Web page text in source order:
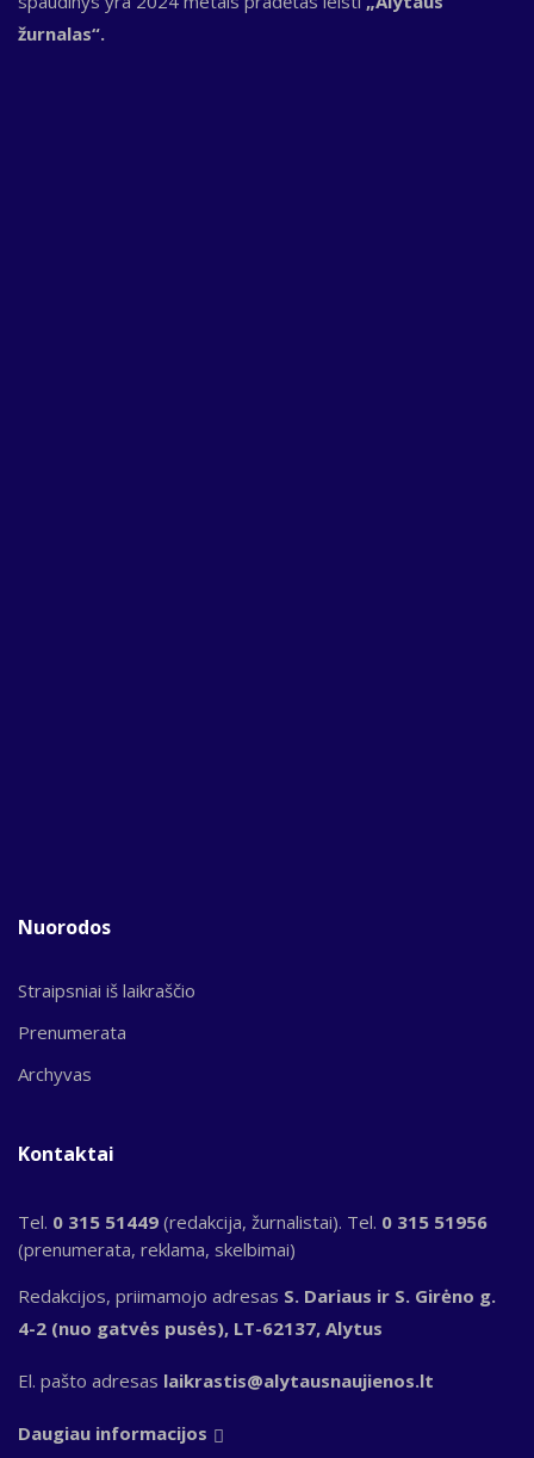
žurnalas“.
Nuorodos
Straipsniai iš laikraščio
Prenumerata
Archyvas
Kontaktai
Tel. 0 315 51449 (redakcija, žurnalistai). Tel. 0 315 51956
(prenumerata, reklama, skelbimai)
Redakcijos, priimamojo adresas S. Dariaus ir S. Girėno g.
4-2 (nuo gatvės pusės), LT-62137, Alytus
El. pašto adresas laikrastis@alytausnaujienos.lt
Daugiau informacijos